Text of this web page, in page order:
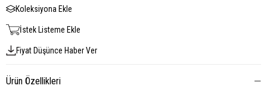
Koleksiyona Ekle
İstek Listeme Ekle
Fiyat Düşünce Haber Ver
Ürün Özellikleri